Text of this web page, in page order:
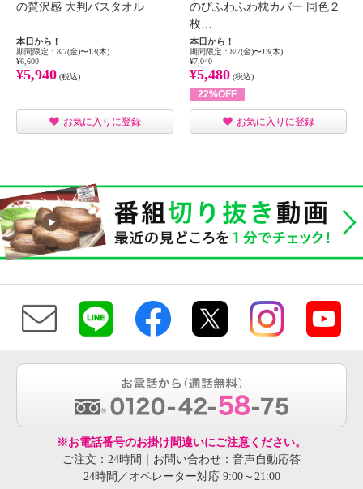
の贅沢感 大判バスタオル
本日から！
期間限定：8/7(金)〜13(木)
¥6,600
¥5,940 (税込)
お気に入りに登録
のびふわふわ枕カバー 同色２
枚…
本日から！
期間限定：8/7(金)〜13(木)
¥7,040
¥5,480 (税込)
22%OFF
お気に入りに登録
※お電話番号のお掛け間違いにご注意ください。
ご注文：24時間｜お問い合わせ：音声自動応答
24時間／オペレーター対応 9:00～21:00